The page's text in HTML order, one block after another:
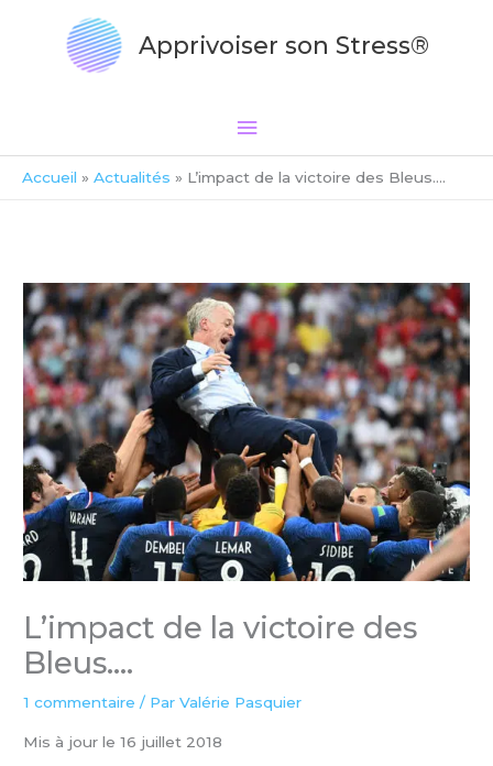
Apprivoiser son Stress®
Accueil Actualités L’impact de la victoire des Bleus….
L’impact de la victoire des
Bleus….
1 commentaire / ParValérie Pasquier
Mis à jour le 16 juillet 2018